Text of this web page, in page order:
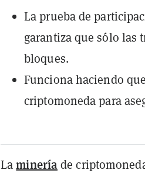
La prueba de
garantiza que sólo las
bloques.
Funciona haciendo
criptomoneda para
Lamineríade